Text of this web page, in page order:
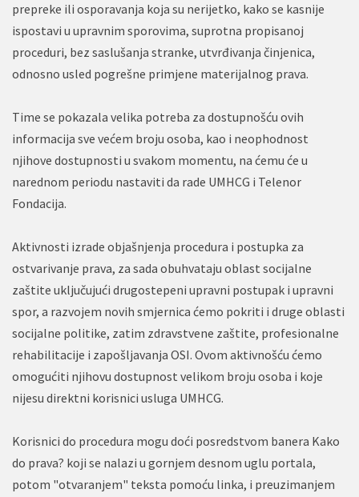
prepreke ili osporavanja koja su nerijetko, kako se kasnije
ispostavi u upravnim sporovima, suprotna propisanoj
proceduri, bez saslušanja stranke, utvrđivanja činjenica,
odnosno usled pogrešne primjene materijalnog prava.
Time se pokazala velika potreba za dostupnošću ovih
informacija sve većem broju osoba, kao i neophodnost
njihove dostupnosti u svakom momentu, na ćemu će u
narednom periodu nastaviti da rade UMHCG i Telenor
Fondacija.
Aktivnosti izrade objašnjenja procedura i postupka za
ostvarivanje prava, za sada obuhvataju oblast socijalne
zaštite uključujući drugostepeni upravni postupak i upravni
spor, a razvojem novih smjernica ćemo pokriti i druge oblasti
socijalne politike, zatim zdravstvene zaštite, profesionalne
rehabilitacije i zapošljavanja OSI. Ovom aktivnošću ćemo
omogućiti njihovu dostupnost velikom broju osoba i koje
nijesu direktni korisnici usluga UMHCG.
Korisnici do procedura mogu doći posredstvom banera Kako
do prava? koji se nalazi u gornjem desnom uglu portala,
potom "otvaranjem" teksta pomoću linka, i preuzimanjem